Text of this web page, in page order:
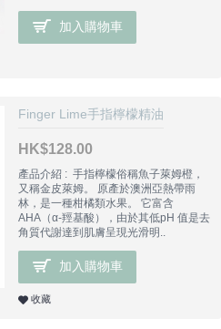
加入購物車
Finger Lime手指檸檬精油
HK$128.00
產品介紹 : 手指檸檬俗稱魚子萊姆橙，
又稱金皮萊姆。 原產於澳洲亞熱帶雨
林，是一種柑橘類水果。 它富含
AHA（α-羥基酸），由於其低pH 值是去
角質代謝達到肌膚呈現光滑明..
加入購物車
收藏